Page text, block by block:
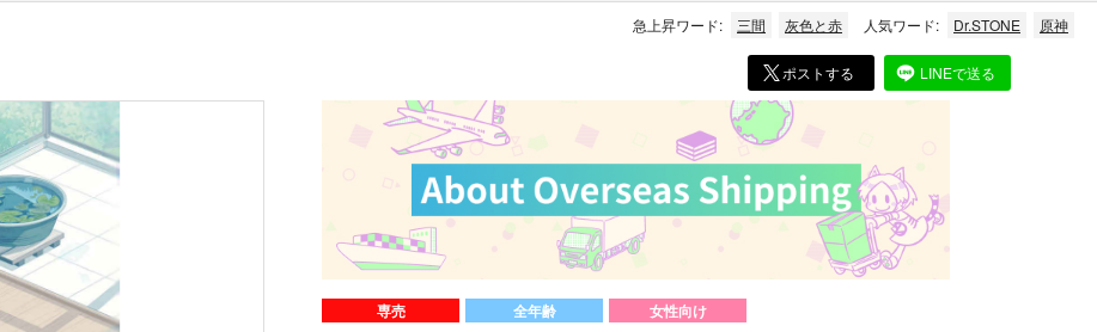
急上昇ワード: 三間 灰色と赤 人気ワード: Dr.STONE 原神
ポストする LINEで送る
専売 全年齢 女性向け